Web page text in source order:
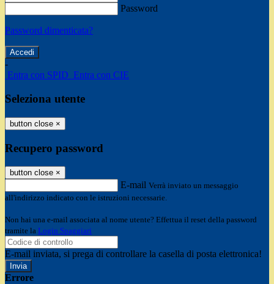
Password
Password dimenticata?
-
Entra con SPID Entra con CIE
Seleziona utente
button close ×
Recupero password
button close ×
E-mail Verrà inviato un messaggio
all'indirizzo indicato con le istruzioni necessarie.
Non hai una e-mail associata al nome utente? Effettua il reset della password
tramite la Login Spaggiari
E-mail inviata, si prega di controllare la casella di posta elettronica!
Errore